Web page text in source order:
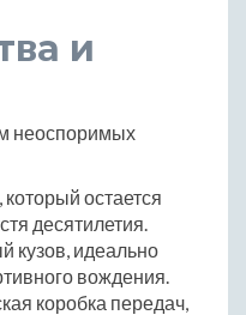
и
неоспоримых
остается
десятилетия.
кузов, идеально
вождения.
коробка передач,